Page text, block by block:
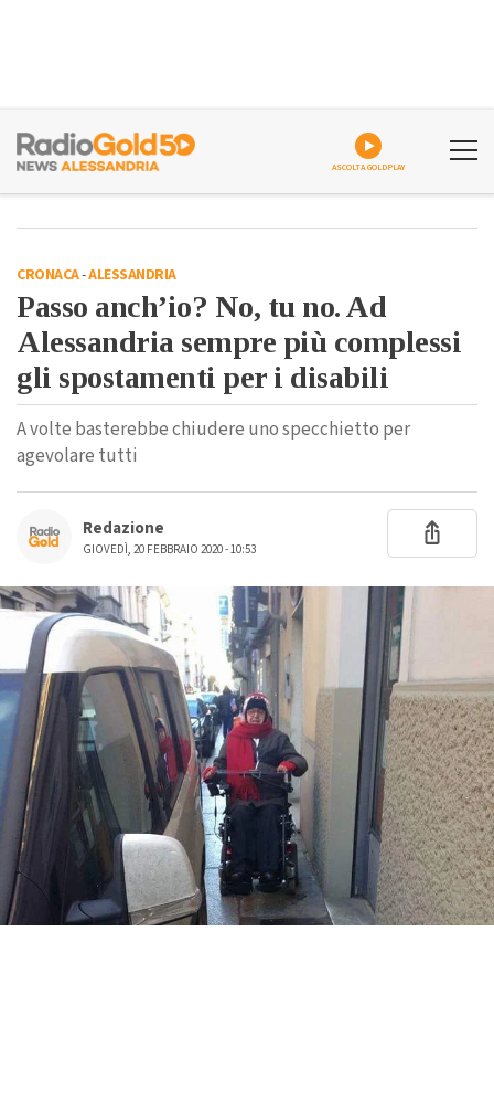
ASCOLTA GOLDPLAY
CRONACA-ALESSANDRIA
Passo anch’io? No, tu no. Ad
Alessandria sempre più complessi
gli spostamenti per i disabili
A volte basterebbe chiudere uno specchietto per
agevolare tutti
Redazione
GIOVEDÌ, 20 FEBBRAIO 2020 - 10:53